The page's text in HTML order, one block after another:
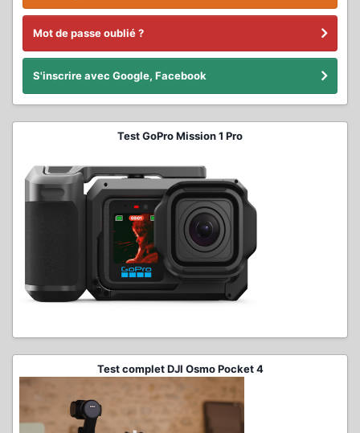
Mot de passe oublié ?
S'inscrire avec Google, Facebook
Test GoPro Mission 1 Pro
Test complet DJI Osmo Pocket 4